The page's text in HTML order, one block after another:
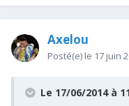
Axelou
Posté(e) le 17 juin
Le 17/06/2014 à